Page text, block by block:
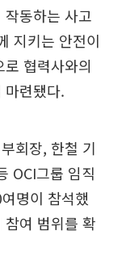
동하는 사고
지키는 안전이
협력사와의
마련됐다.
회장, 한철 기
OCI그룹 임직
명이 참석했
여 범위를 확